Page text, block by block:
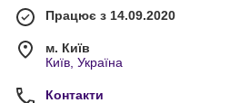
Працює з 14.09.2020
м. Київ
Київ, Україна
Контакти